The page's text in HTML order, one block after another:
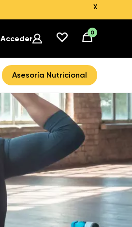
X
Acceder
0
Asesoría Nutricional